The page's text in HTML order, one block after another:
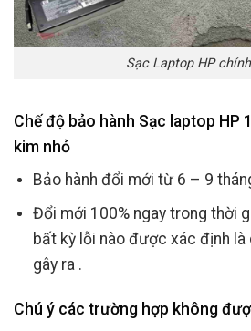
Sạc Laptop HP
Chế độ bảo hành Sạc laptop HP
kim nhỏ
Bảo hành đổi mới từ 6 – 9
Đổi mới 100% ngay trong thời
bất kỳ lỗi nào được xác định là
gây ra .
Chú ý các trường hợp không